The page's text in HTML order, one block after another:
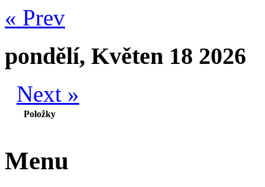
« Prev
pondělí, Květen 18 2026
Next »
Položky
Menu